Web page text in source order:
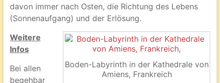
davon immer nach Osten, die Richtung des Lebens
(Sonnenaufgang) und der Erlösung.
Boden-Labyrinth in der Kathedrale von
Amiens, Frankreich
Weitere
Infos
Bei allen
begehbar